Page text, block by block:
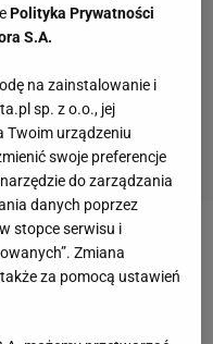
"Takiego meczu
Polityka Prywatności
S.A.
na zainstalowanie i
sp. z o.o., jej
Twoim urządzeniu
swoje preferencje
do zarządzania
danych poprzez
stopce serwisu i
Zmiana
za pomocą ustawień